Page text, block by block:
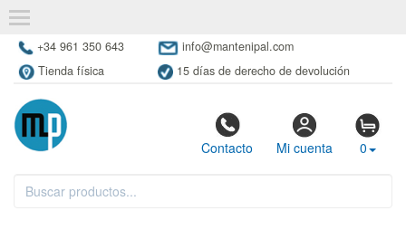
+34 961 350 643
info@mantenipal.com
Tienda física
15 días de derecho de devolución
Contacto Mi cuenta 0